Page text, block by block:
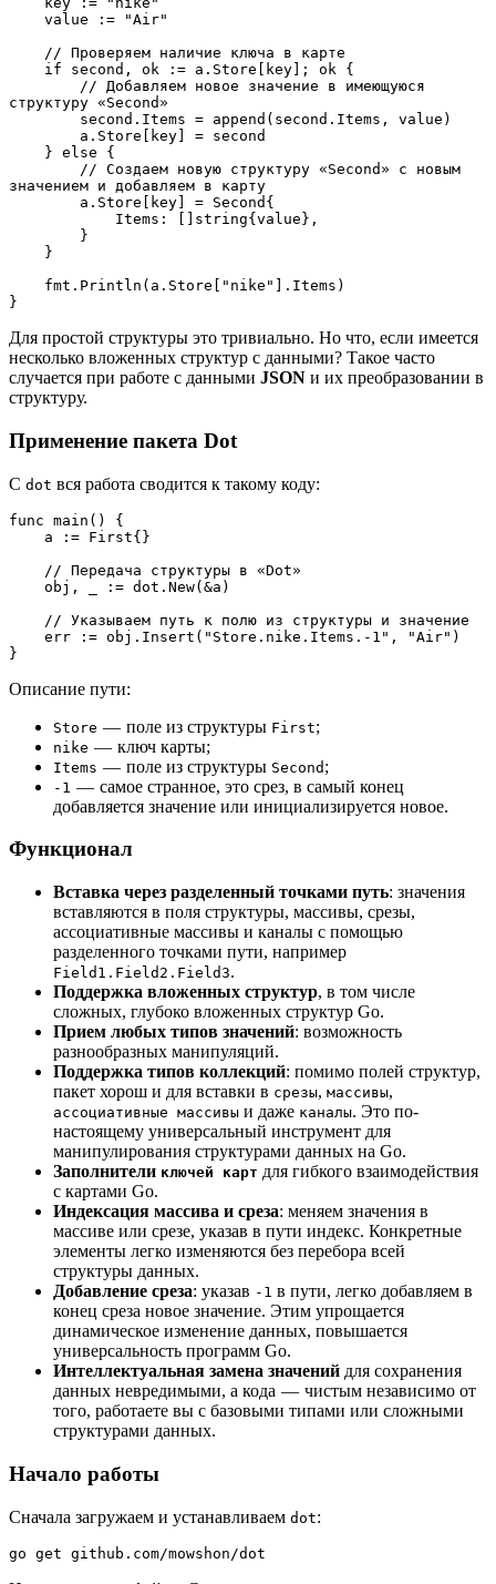
    value := "Air"
    // Проверяем наличие ключа в карте
    if second, ok := a.Store[key]; ok {
структуру «Second»
        second.Items = append(second.Items, value)
        a.Store[key] = second
    } else {
значением и добавляем в карту
        a.Store[key] = Second{
            Items: []string{value},
        }
    }
    fmt.Println(a.Store["nike"].Items)
}
Для простой структуры это тривиально. Но что, если имеется
несколько вложенных структур с данными? Такое часто
случается при работе с данными JSON и их преобразовании в
структуру.
Применение пакета Dot
С dot вся работа сводится к такому коду:
func main() {
    a := First{}
    // Передача структуры в «Dot»
    obj, _ := dot.New(&a)
    // Указываем путь к полю из структуры и значение
    err := obj.Insert("Store.nike.Items.-1", "Air")
}
Описание пути:
Store — поле из структуры First;
nike — ключ карты;
Items — поле из структуры Second ;
-1 — самое странное, это срез, в самый конец
добавляется значение или инициализируется новое.
Функционал
Вставка через разделенный точками путь: значения
вставляются в поля структуры, массивы, срезы,
ассоциативные массивы и каналы с помощью
разделенного точками пути, например
Field1.Field2.Field3.
Поддержка вложенных структур, в том числе
сложных, глубоко вложенных структур Go.
Прием любых типов значений: возможность
разнообразных манипуляций.
Поддержка типов коллекций: помимо полей структур,
пакет хорош и для вставки в срезы, массивы,
ассоциативные массивы и даже каналы. Это по-
настоящему универсальный инструмент для
манипулирования структурами данных на Go.
Заполнители ключей карт для гибкого взаимодействия
с картами Go.
Индексация массива и среза: меняем значения в
массиве или срезе, указав в пути индекс. Конкретные
элементы легко изменяются без перебора всей
структуры данных.
Добавление среза: указав -1 в пути, легко добавляем в
конец среза новое значение. Этим упрощается
динамическое изменение данных, повышается
универсальность программ Go.
Интеллектуальная замена значений для сохранения
данных невредимыми, а кода — чистым независимо от
того, работаете вы с базовыми типами или сложными
структурами данных.
Начало работы
Сначала загружаем и устанавливаем dot:
go get github.com/mowshon/dot